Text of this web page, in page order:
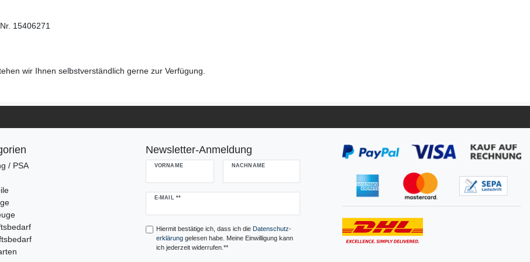
15406271
wir Ihnen selbstverständlich gerne zur Verfügung.
/ PSA
Newsletter-Anmeldung
VORNAME NACHNAME
E-MAIL **
Newsletter
Hiermit bestätige ich, dass ich die Daten­schutz­
erklärunggelesen habe. Meine Einwilligung kann
ich jederzeit widerrufen.**